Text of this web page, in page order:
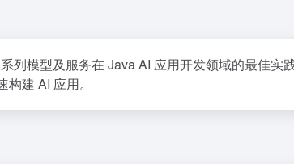
列模型及服务在 Java AI 应用开发领域的最佳实
建 AI 应用。